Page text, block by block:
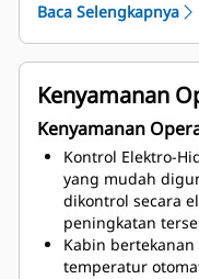
Akses masuk dan
tangga lebar dan
pembersihan
serta sistem
aman, yang
tingkat kabin atau
Tempat berjalan
antigelincir dan
(lockout/tagout)
diakses dari
Baca Selengkapnya
Kenyamanan
Kenyamanan
Kontrol Elektro-
yang mudah
dikontrol secara
peningkatan
Kabin
temperatur